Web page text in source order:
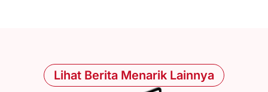
Lihat Berita Menarik Lainnya